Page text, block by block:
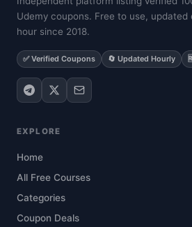
Udemy coupons. Free to use, updated
hour since 2018.
✅ Verified Coupons 🔄 Updated Hourly
EXPLORE
Home
All Free Courses
Categories
Coupon Deals